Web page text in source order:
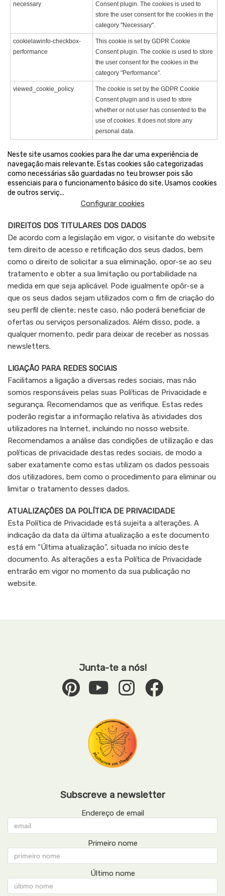
necessary
Consent plugin. The cookies is used to
store the user consent for the cookies in the
category "Necessary".
cookielawinfo-checkbox-
performance
This cookie is set by GDPR Cookie
Consent plugin. The cookie is used to store
the user consent for the cookies in the
category "Performance".
viewed_cookie_policy
The cookie is set by the GDPR Cookie
Consent plugin and is used to store
whether or not user has consented to the
use of cookies. It does not store any
personal data.
Neste site usamos cookies para lhe dar uma experiência de
navegação mais relevante. Estas cookies são categorizadas
como necessárias são guardadas no teu browser pois são
essenciais para o funcionamento básico do site. Usamos cookies
de outros serviç...
Configurar cookies
DIREITOS DOS TITULARES DOS DADOS
De acordo com a legislação em vigor, o visitante do website
tem direito de acesso e retificação dos seus dados, bem
como o direito de solicitar a sua eliminação, opor-se ao seu
tratamento e obter a sua limitação ou portabilidade na
medida em que seja aplicável. Pode igualmente opôr-se a
que os seus dados sejam utilizados com o fim de criação do
seu perfil de cliente; neste caso, não poderá beneficiar de
ofertas ou serviços personalizados. Além disso, pode, a
qualquer momento, pedir para deixar de receber as nossas
newsletters.
LIGAÇÃO PARA REDES SOCIAIS
Facilitamos a ligação a diversas redes sociais, mas não
somos responsáveis pelas suas Políticas de Privacidade e
segurança. Recomendamos que as verifique. Estas redes
poderão registar a informação relativa às atividades dos
utilizadores na Internet, incluindo no nosso website.
Recomendamos a análise das condições de utilização e das
políticas de privacidade destas redes sociais, de modo a
saber exatamente como estas utilizam os dados pessoais
dos utilizadores, bem como o procedimento para eliminar ou
limitar o tratamento desses dados.
ATUALIZAÇÕES DA POLÍTICA DE PRIVACIDADE
Esta Política de Privacidade está sujeita a alterações. A
indicação da data da última atualização a este documento
está em “Última atualização”, situada no início deste
documento. As alterações a esta Política de Privacidade
entrarão em vigor no momento da sua publicação no
website.
Junta-te a nós!
Subscreve a newsletter
Endereço de email
Primeiro nome
Último nome